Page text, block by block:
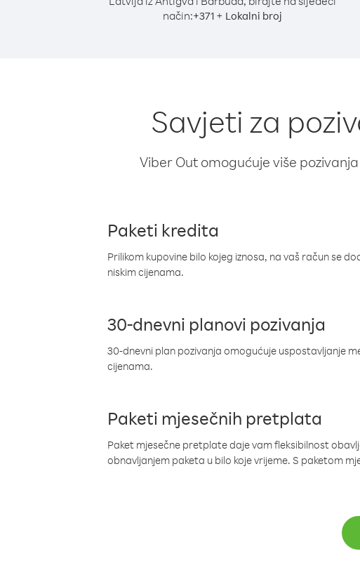
način:+371 + Lokalni broj
Savjeti za
Viber Out omogućuje više
Paketi kredita
Prilikom kupovine bilo kojeg iznosa, na vaš račun se
niskim cijenama.
30-dnevni planovi pozivanja
30-dnevni plan pozivanja omogućuje uspostavljanje
cijenama.
Paketi mjesečnih pretplata
Paket mjesečne pretplate daje vam fleksibilnost
obnavljanjem paketa u bilo koje vrijeme. S paketom